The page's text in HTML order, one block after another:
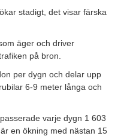
stadigt, det visar färska
äger och driver
på bron.
per dygn och delar upp
6-9 meter långa och
varje dygn 1 603
en ökning med nästan 15